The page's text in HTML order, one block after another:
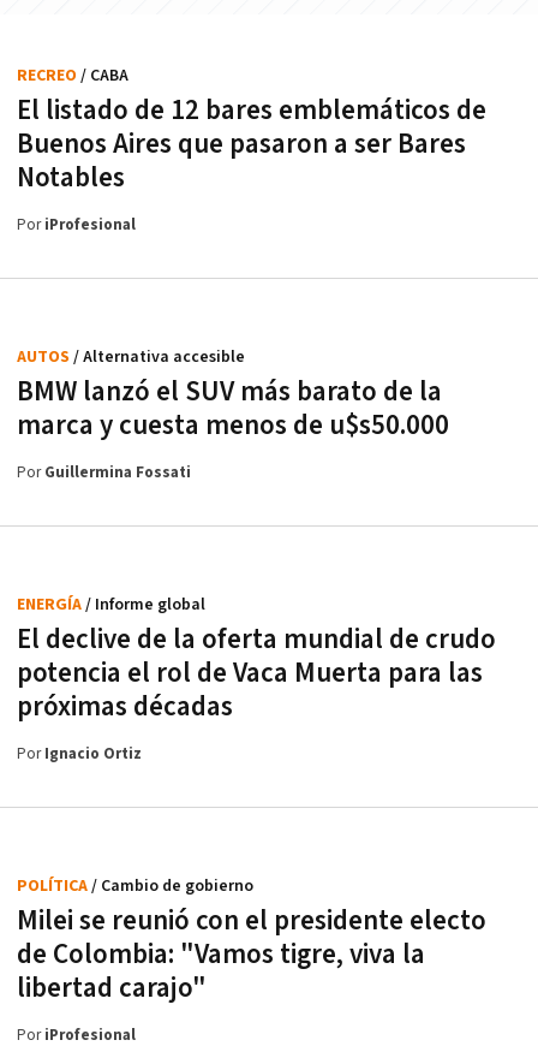
El listado de 12 bares emblemáticos de
Buenos Aires que pasaron a ser Bares
Notables
RECREO / CABA
PoriProfesional
BMW lanzó el SUV más barato de la
marca y cuesta menos de u$s50.000
AUTOS / Alternativa accesible
PorGuillermina Fossati
El declive de la oferta mundial de crudo
potencia el rol de Vaca Muerta para las
próximas décadas
ENERGÍA/ Informe global
PorIgnacio Ortiz
Milei se reunió con el presidente electo
de Colombia: "Vamos tigre, viva la
libertad carajo"
POLÍTICA/ Cambio de gobierno
PoriProfesional